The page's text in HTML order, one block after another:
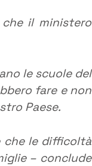
che il ministero
le scuole del
fare e non
Paese.
che le difficoltà
– conclude